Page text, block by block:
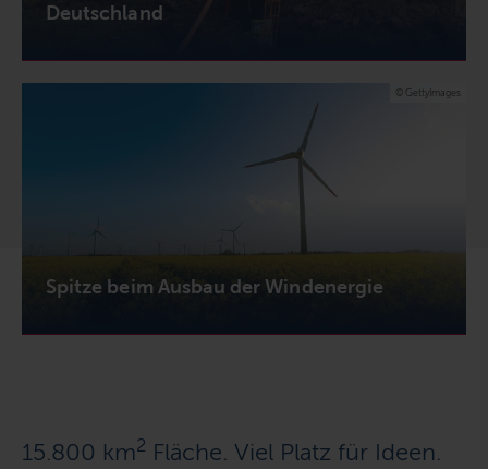
Deutschland
Spitze beim Ausbau der Windenergie
© GettyImages
15.800 km2 Fläche. Viel Platz für Ideen.